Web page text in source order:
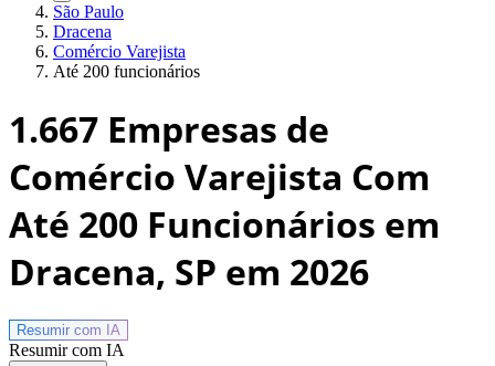
São Paulo
Dracena
Comércio Varejista
Até 200 funcionários
1.667 Empresas de
Comércio Varejista Com
Até 200 Funcionários em
Dracena, SP em 2026
Resumir com IA
Resumir com IA